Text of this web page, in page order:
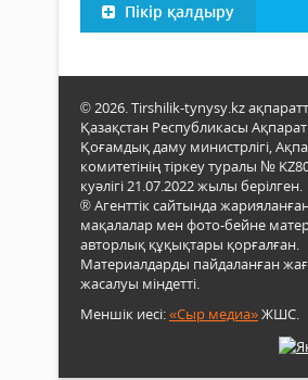
Пікір қалдыру
© 2026. Tirshilik-tynysy.kz
Қазақстан Республикасы
Қоғамдық даму министрлігі,
комитетінің тіркеу туралы №
куәлігі 21.07.2022 жылы берілген.
® Агенттік сайтында
мақалалар мен фото-бейне
авторлық құқықтары қорғалған.
Материалдарды пайдаланған
жасалуы міндетті.
Меншік иесі:«Сыр медиа»ЖШС.